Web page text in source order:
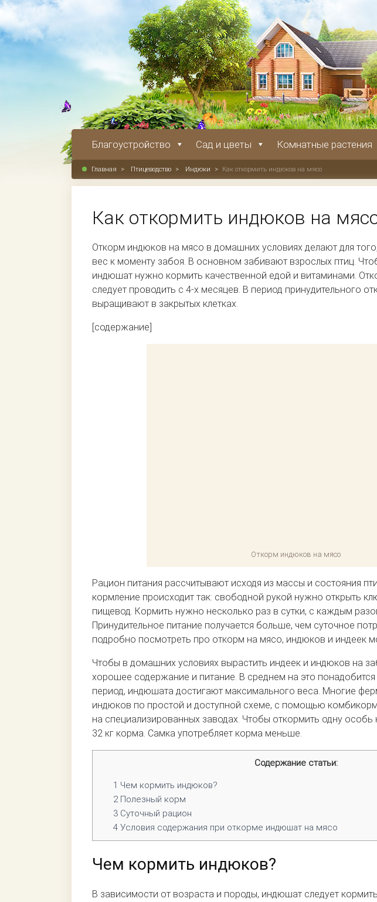
Благоустройство Сад и цветы Комнатные растения
Главная > Птицеводство > Индюки > Как откормить индюков на мясо
Как откормить индюков на
Откорм индюков на мясо в домашних условиях делают для
вес к моменту забоя. В основном забивают взрослых птиц.
индюшат нужно кормить качественной едой и витаминами.
следует проводить с 4-х месяцев. В период принудительного
выращивают в закрытых клетках.
[содержание]
Откорм индюков на мясо
Рацион питания рассчитывают исходя из массы и состояния
кормление происходит так: свободной рукой нужно открыть
пищевод. Кормить нужно несколько раз в сутки, с каждым
Принудительное питание получается больше, чем суточное
подробно посмотреть про откорм на мясо, индюков и индеек
Чтобы в домашних условиях вырастить индеек и индюков на
хорошее содержание и питание. В среднем на это
период, индюшата достигают максимального веса. Многие
индюков по простой и доступной схеме, с помощью
на специализированных заводах. Чтобы откормить одну особь
32 кг корма. Самка употребляет корма меньше.
Содержание статьи:
1 Чем кормить индюков?
2Полезный корм
3 Суточный рацион
4 Условия содержания при откорме индюшат на мясо
Чем кормить индюков?
В зависимости от возраста и породы, индюшат следует